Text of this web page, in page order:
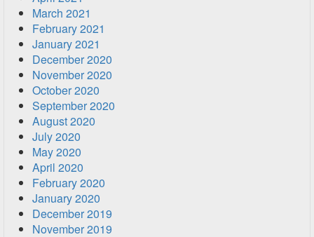
March 2021
February 2021
January 2021
December 2020
November 2020
October 2020
September 2020
August 2020
July 2020
May 2020
April 2020
February 2020
January 2020
December 2019
November 2019